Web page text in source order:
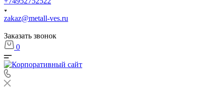
zakaz@metall-ves.ru
Заказать звонок
0